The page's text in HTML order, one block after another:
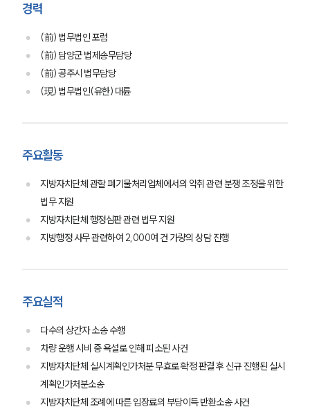
팀소개
업무사례
주요 업무사례
경력
(前) 법무법인 포럼
(前) 담양군 법제송무담당
(前) 공주시 법무담당
(現) 법무법인(유한) 대륜
주요활동
지방자치단체 관할 폐기물처리업체에서의 악취 관련 분쟁 조정을 위한
법무 지원
지방자치단체 행정심판 관련 법무 지원
지방행정 사무 관련하여 2,000여 건 가량의 상담 진행
주요실적
다수의 상간자 소송 수행
차량 운행 시비 중 욕설로 인해 피소된 사건
지방자치단체 실시계획인가처분 무효로 확정 판결 후 신규 진행된 실시
계획인가처분소송
지방자치단체 조례에 따른 입장료의 부당이득 반환소송 사건